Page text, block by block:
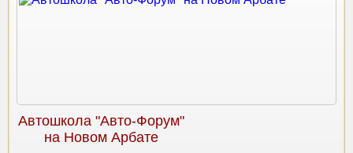
Автошкола "Авто-Форум"
на Новом Арбате